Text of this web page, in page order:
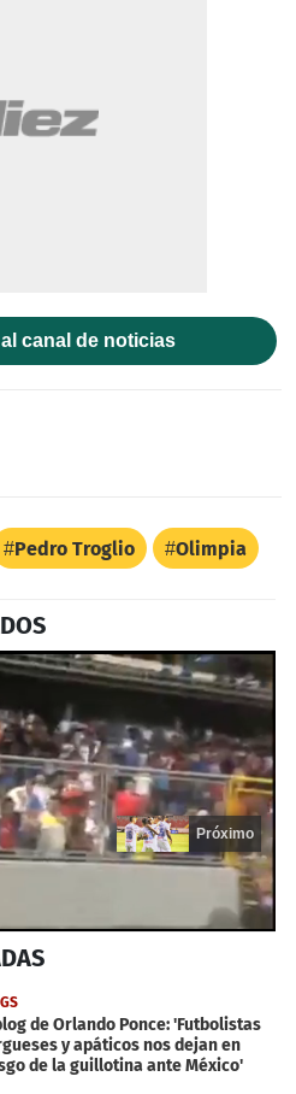
canal de noticias
Pedro Troglio Olimpia
Próximo
de Orlando Ponce: 'Futbolistas
y apáticos nos dejan en
de la guillotina ante México'